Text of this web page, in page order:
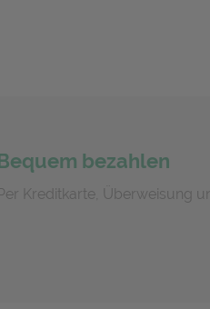
bezahlen
Kreditkarte, Überweisung